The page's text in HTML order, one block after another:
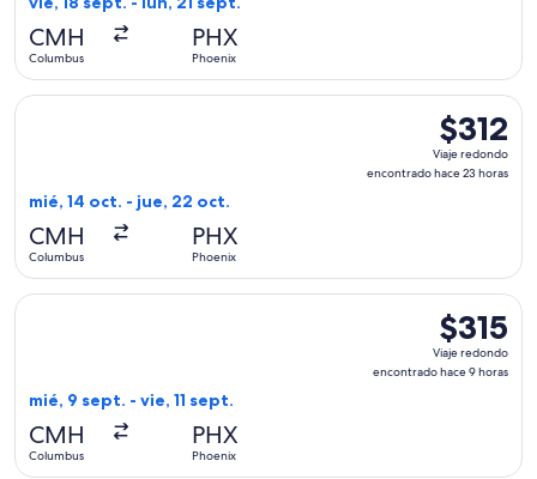
CMH
Columbus
PHX
Phoenix
$312
Viaje
redondo,
$312
Viaje redondo
encontrado hace 23 horas
mié, 14 oct. - jue, 22 oct.
CMH
Columbus
PHX
Phoenix
Seleccionar vuelo de Frontier Airlines, con salida el mié,
$315
Viaje
redondo,
$315
Viaje redondo
encontrado hace 9 horas
mié, 9 sept. - vie, 11 sept.
CMH
Columbus
PHX
Phoenix
Seleccionar vuelo de Frontier Airlines, con salida el mié, 9